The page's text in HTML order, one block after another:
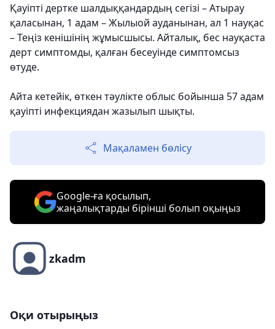
Қауіпті дертке шалдыққандардың сегізі – Атырау
қаласынан, 1 адам – Жылыой ауданынан, ал 1 науқас
– Теңіз кенішінің жұмысшысы. Айталық, бес науқаста
дерт симптомды, қалған бесеуінде симптомсыз
өтуде.
Айта кетейік, өткен тәулікте облыс бойынша 57 адам
қауіпті инфекциядан жазылып шықты.
Мақаламен бөлісу
Google-ға қосылып,
жаңалықтарды бірінші болып оқыңыз
zkadm
Оқи отырыңыз